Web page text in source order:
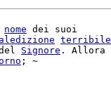
nome dei suoi
terribile
Signore . Allora